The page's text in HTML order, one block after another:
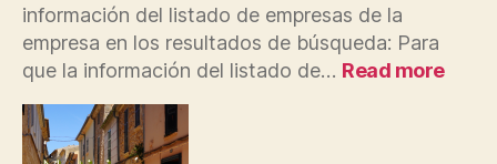
información del listado de empresas de la
empresa en los resultados de búsqueda: Para
que la información del listado de… Read more: